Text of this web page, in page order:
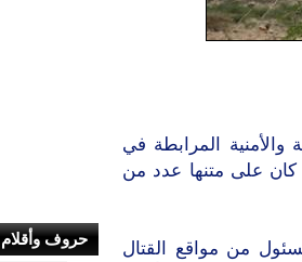
المرابطة في
كان على متنها عدد من
من مواقع القتال
حروف وأقلام